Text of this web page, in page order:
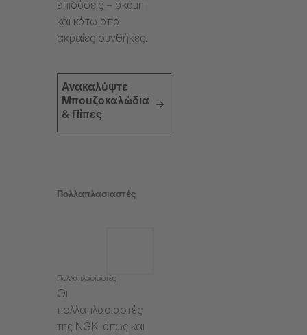
επιδόσεις – ακόμη
και κάτω από
ακραίες συνθήκες.
Ανακαλύψτε
Μπουζοκαλώδια
& Πίπες
Πολλαπλασιαστές
Πολλαπλασιαστές
Οι
πολλαπλασιαστές
της NGK, όπως και